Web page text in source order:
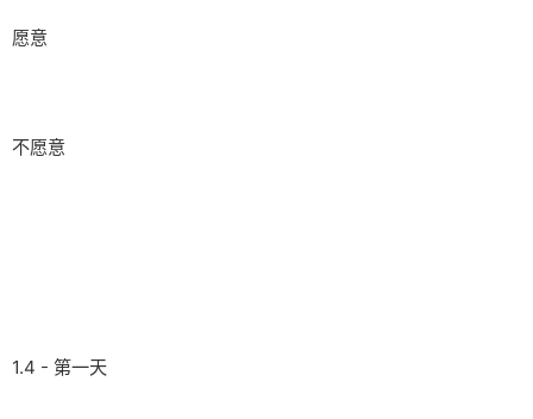
愿意
不愿意
1.4 - 第一天